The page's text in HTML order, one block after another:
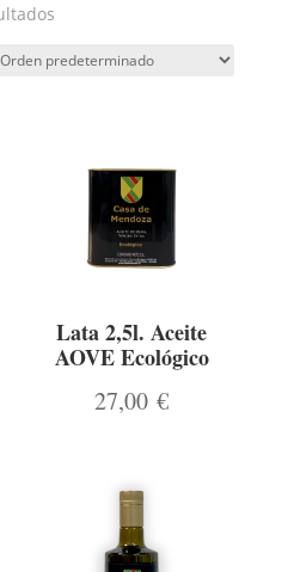
Lata 2,5l. Aceite
AOVE Ecológico
27,00€